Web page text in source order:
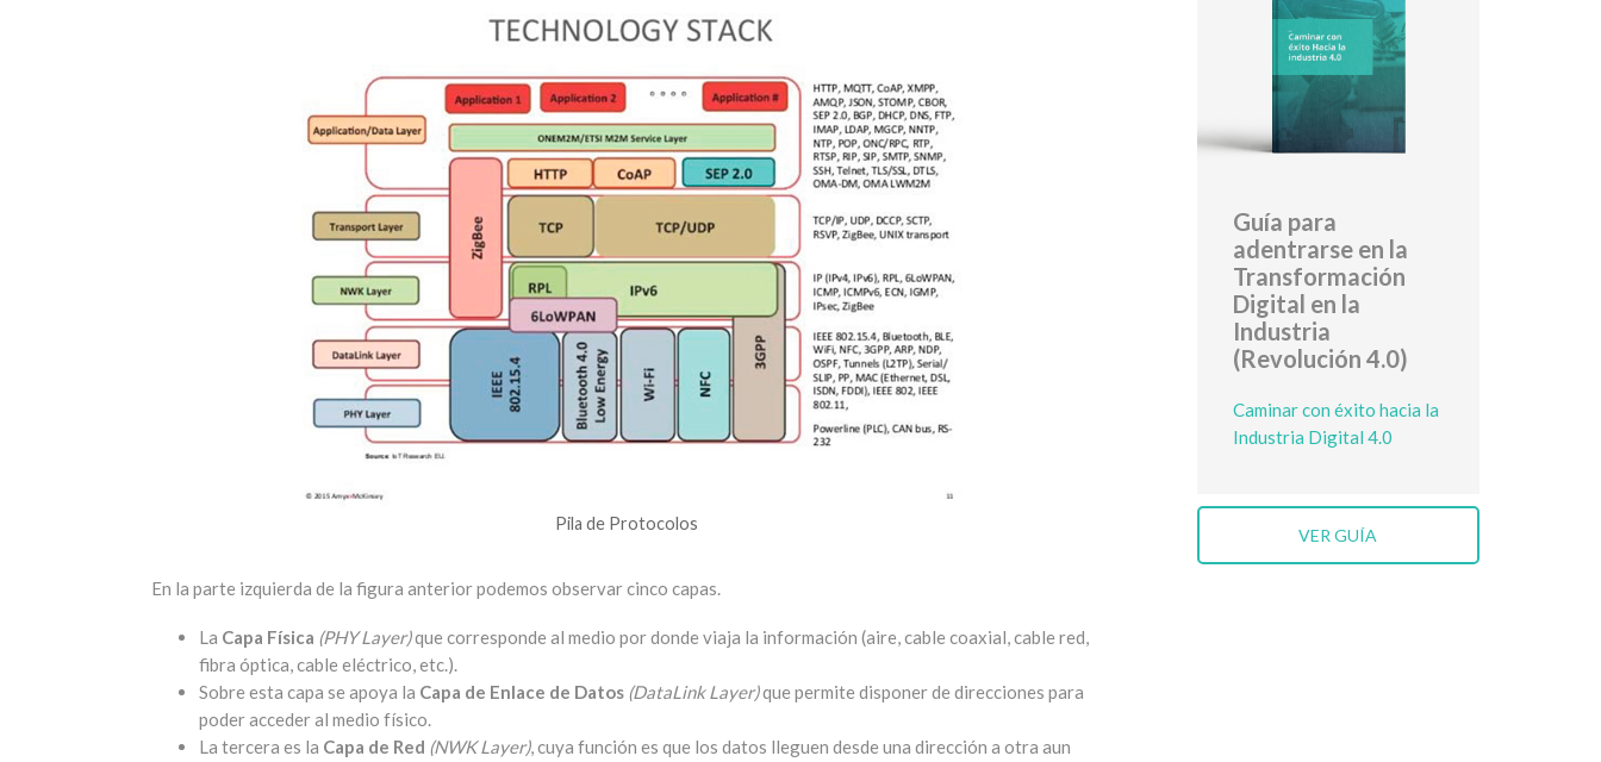
Pila de Protocolos
En la parte izquierda de la figura anterior podemos observar cinco capas.
La Capa Física (PHY Layer)que corresponde al medio por donde viaja la información (aire, cable coaxial, cable red,
fibra óptica, cable eléctrico, etc.).
Sobre esta capa se apoya la Capa de Enlace de Datos (DataLink Layer)que permite disponer de direcciones para
poder acceder al medio físico.
La tercera es la Capa de Red (NWK Layer), cuya función es que los datos lleguen desde una dirección a otra aun
Guía para
adentrarse en la
Transformación
Digital en la
Industria
(Revolución 4.0)
Caminar con éxito hacia la
Industria Digital 4.0
VER GUÍA